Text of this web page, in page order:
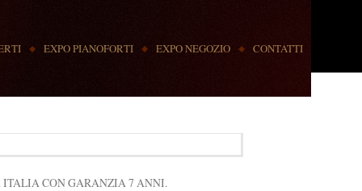
EXPO PIANOFORTI EXPO NEGOZIO CONTATTI
ITALIA CON GARANZIA 7 ANNI.